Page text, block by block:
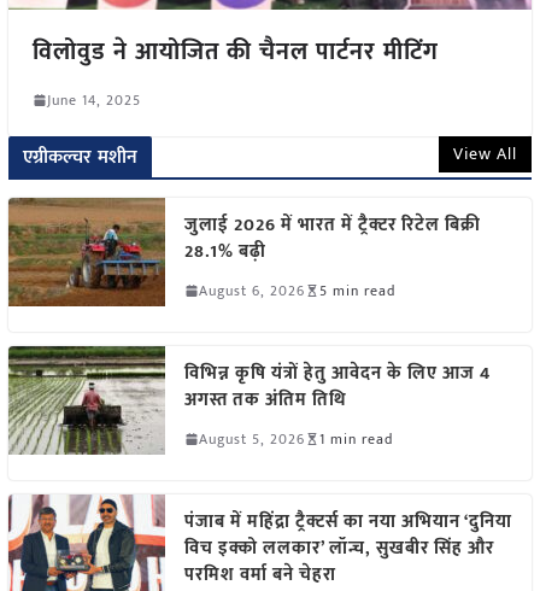
विलोवुड ने आयोजित की चैनल पार्टनर मीटिंग
June 14, 2025
एग्रीकल्चर मशीन View All
जुलाई 2026 में भारत में ट्रैक्टर रिटेल बिक्री
28.1% बढ़ी
August 6, 2026 5 min read
विभिन्न कृषि यंत्रों हेतु आवेदन के लिए आज 4
अगस्त तक अंतिम तिथि
August 5, 2026 1 min read
पंजाब में महिंद्रा ट्रैक्टर्स का नया अभियान ‘दुनिया
विच इक्को ललकार’ लॉन्च, सुखबीर सिंह और
परमिश वर्मा बने चेहरा